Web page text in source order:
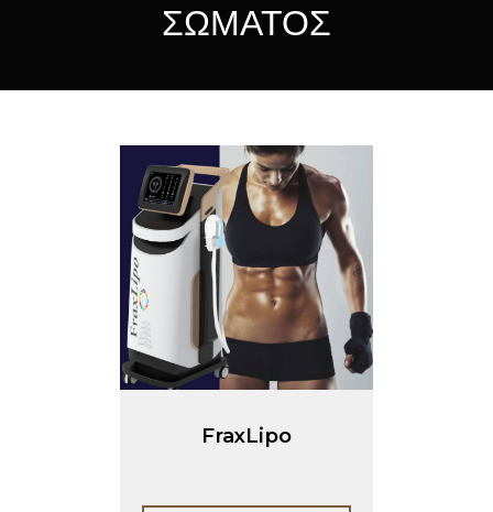
ΣΩΜΑΤΟΣ
FraxLipo